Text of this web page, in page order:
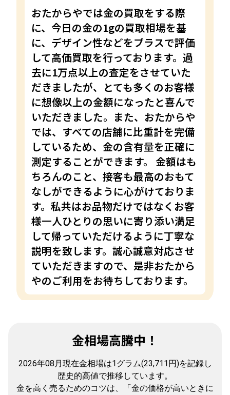
おたからやでは金の買取をする際
に、今日の金の1gの買取相場を基
に、デザイン性などをプラスで評価
して高価買取を行っております。過
去に1万点以上の査定をさせていた
だきましたが、とても多くのお客様
に想像以上の金額になったと喜んで
いただきました。また、おたからや
では、すべての店舗に比重計を完備
しているため、金の含有量を正確に
測定することができます。 金額はも
ちろんのこと、接客も最高のおもて
なしができるように心がけておりま
す。私共はお品物だけではなくお客
様一人ひとりの思いに寄り添い満足
して帰っていただけるように丁寧な
説明を致します。誠心誠意対応させ
ていただきますので、是非おたから
やのご利用をお待ちしております。
金相場高騰中！
2026年08月現在金相場は1グラム(23,711円)を記録し
歴史的高値で推移しています。
金を高く売るためのコツは、「金の価格が高いときに